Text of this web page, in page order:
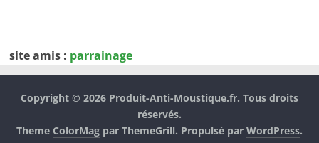
site amis : parrainage
Copyright © 2026 Produit-Anti-Moustique.fr. Tous droits
réservés.
Theme ColorMagpar ThemeGrill. Propulsé par WordPress.